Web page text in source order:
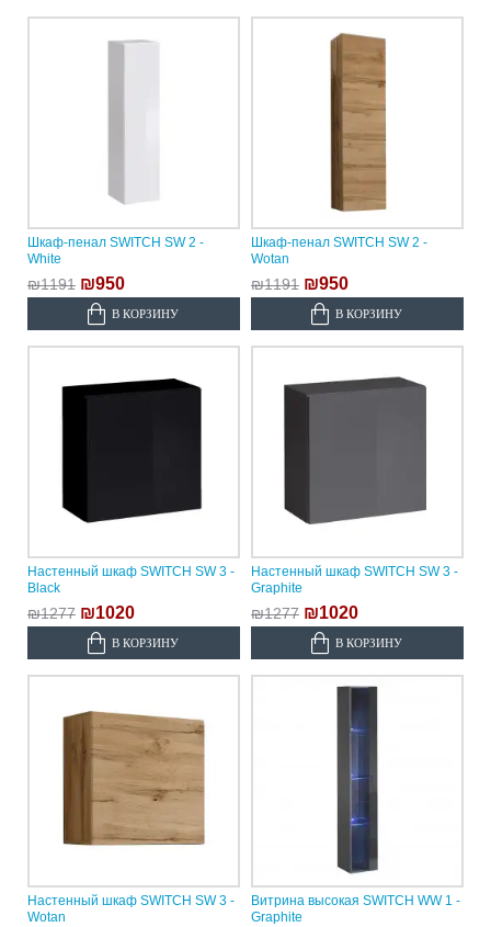
Шкаф-пенал SWITCH SW 2 -
White
₪1191 ₪950
В КОРЗИНУ
Шкаф-пенал SWITCH SW 2 -
Wotan
₪1191 ₪950
В КОРЗИНУ
Настенный шкаф SWITCH SW 3 -
Black
₪1277 ₪1020
В КОРЗИНУ
Настенный шкаф SWITCH SW 3 -
Graphite
₪1277 ₪1020
В КОРЗИНУ
Настенный шкаф SWITCH SW 3 -
Wotan
Витрина высокая SWITCH WW 1 -
Graphite